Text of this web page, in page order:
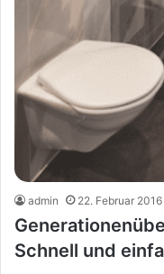
admin 22. Februar 2016
Schnell und